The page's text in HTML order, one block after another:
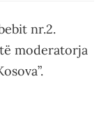
nr.2.
moderatorja